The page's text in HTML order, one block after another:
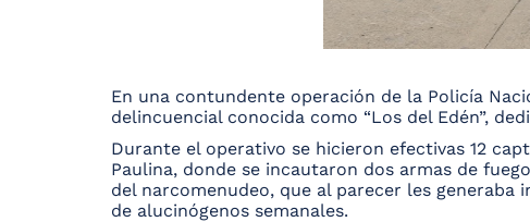
En una contundente operación de la Policía
delincuencial conocida como “Los del Edén”,
Durante el operativo se hicieron efectivas 12
Paulina, donde se incautaron dos armas de
del narcomenudeo, que al parecer les generaba
de alucinógenos semanales.